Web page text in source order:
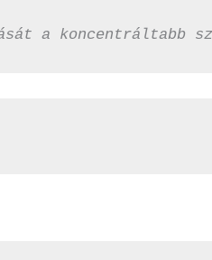
a koncentráltabb